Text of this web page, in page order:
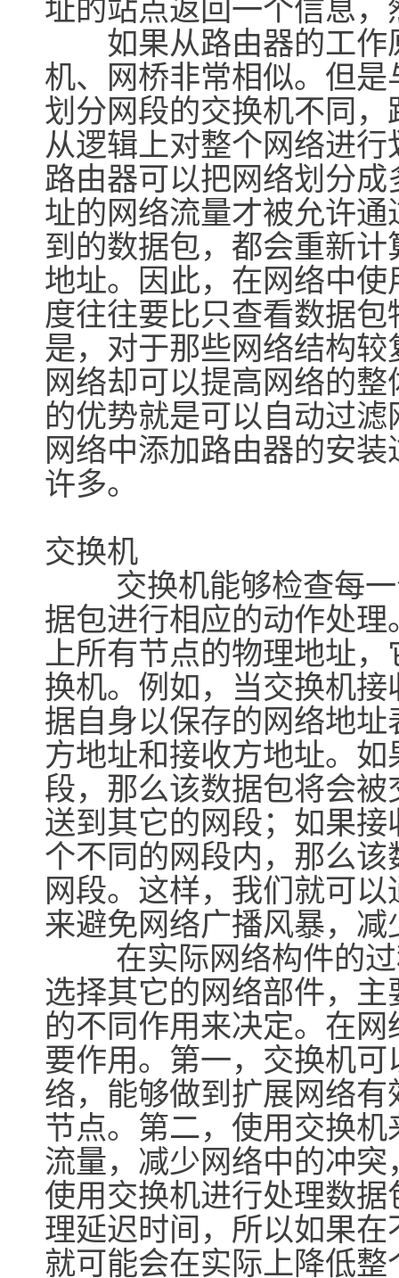
址的站点返回一个信息
如果从路由器的工作
机、网桥非常相似。但
划分网段的交换机不同
从逻辑上对整个网络进
路由器可以把网络划分
址的网络流量才被允许
到的数据包，都会重新
地址。因此，在网络中
度往往要比只查看数据
是，对于那些网络结构
网络却可以提高网络的
的优势就是可以自动过
网络中添加路由器的安
许多。
交换机
交换机能够检查每一
据包进行相应的动作处
上所有节点的物理地址
换机。例如，当交换机
据自身以保存的网络地
方地址和接收方地址。
段，那么该数据包将会
送到其它的网段；如果
个不同的网段内，那么
网段。这样，我们就可
来避免网络广播风暴，
在实际网络构件的过
选择其它的网络部件，
的不同作用来决定。在
要作用。第一，交换机
络，能够做到扩展网络
节点。第二，使用交换
流量，减少网络中的冲
使用交换机进行处理数
理延迟时间，所以如果
就可能会在实际上降低